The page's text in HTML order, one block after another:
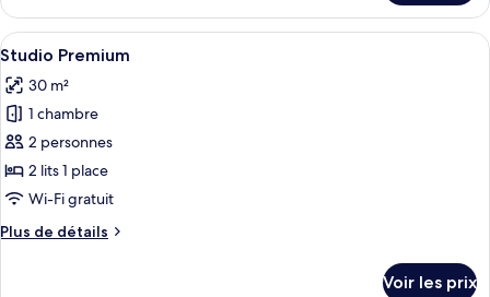
Confort
le
type
de
Suite
Studio
Afficher
toutes
les
photos
pour
ce
type
chambre :
Une chambre d’hôtel avec un
4
Studio Premium
30 m²
1 chambre
2 personnes
2 lits 1 place
Wi-Fi gratuit
Plus de détails
Plus
Voir les prix